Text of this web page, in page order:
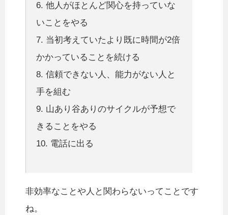
6. 他人がほとんど関心を持っていな
いことをやる
7. 当初考えていたより既に時間が2倍
かかっていることを続ける
8. 信頼できない人、能力がない人と
手を組む
9. 山あり谷ありのサイクルが予想で
きることをやる
10. 電話に出る
非効率なことや人と関わらないってことです
ね。